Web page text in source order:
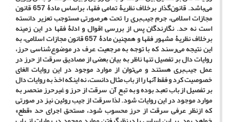
می‌باشد. قانون‌گذار برخلاف نظریۀ تمامی فقها، براساس مادۀ 657 قانون
مجازات اسلامی، جرم جیب‌بری را تحت هرصورتی مستوجب تعزیر دانسته
است نه حد. نگارندگان پس از بررسی اقوال و ادلۀ فقها در این زمینه
برخلاف نظریۀ مشهور فقها و همچنین مادۀ 657 قانون مجازات اسلامی، به
این نتیجه می‌رسند که با توجه به مرجعیت عرف در موضوع‌شناسی حرز،
روایات دال بر تفصیل تنها ناظر به بیان بعضی از مصادیق سرقت از حرز در
عمل جیب‌بری هستند و می‌توان از موارد موجود در این روایات الغای
خصوصیت کرد و فقط آنها را از باب مثال دانست، نه اینکه اخذ به روایات دال
بر تفصیل از باب تعبد بوده و به تبع آن سرقت از حرز و غیرحرز منحصر به
موارد موجود در این روایات شود. لذا سرقت از جیب روئین نیز در صورتی
که ازنظر عرفی سرقت از حرز محسوب شود، مستحق اجرای حد «قطع»